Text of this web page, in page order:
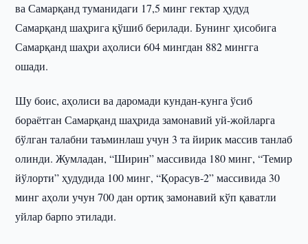
ва Самарқанд туманидаги 17,5 минг гектар ҳудуд
Самарқанд шаҳрига қўшиб берилади. Бунинг ҳисобига
Самарқанд шаҳри аҳолиси 604 мингдан 882 мингга
ошади.
Шу боис, аҳолиси ва даромади кундан-кунга ўсиб
бораётган Самарқанд шаҳрида замонавий уй-жойларга
бўлган талабни таъминлаш учун 3 та йирик массив танлаб
олинди. Жумладан, “Ширин” массивида 180 минг, “Темир
йўлорти” ҳудудида 100 минг, “Қорасув-2” массивида 30
минг аҳоли учун 700 дан ортиқ замонавий кўп қаватли
уйлар барпо этилади.